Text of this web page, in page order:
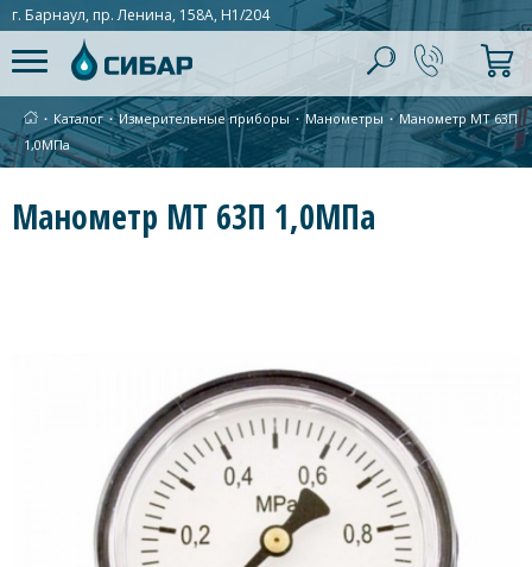
г. Барнаул, пр. Ленина, 158А, Н1/204
∙ Каталог ∙Измерительные приборы ∙ Манометры ∙ Манометр МТ 63П
1,0МПа
Манометр МТ 63П 1,0МПа